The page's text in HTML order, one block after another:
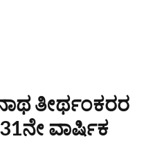
ತೀರ್ಥಂಕರರ
ವಾರ್ಷಿಕ